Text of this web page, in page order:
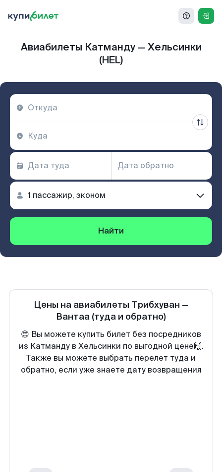
Авиабилеты Катманду — Хельсинки
(HEL)
Найти
Цены на авиабилеты Трибхуван —
Вантаа (туда и обратно)
😍 Вы можете купить билет без посредников
из Катманду в Хельсинки по выгодной цене🙌.
Также вы можете выбрать перелет туда и
обратно, если уже знаете дату возвращения